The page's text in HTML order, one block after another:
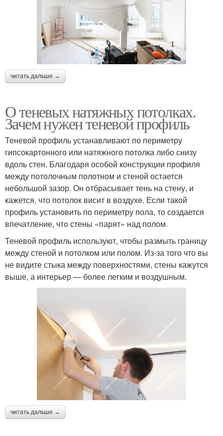
читать дальше →
О теневых натяжных потолках.
Зачем нужен теневой профиль
Теневой профиль устанавливают по периметру
гипсокартонного или натяжного потолка либо снизу
вдоль стен. Благодаря особой конструкции профиля
между потолочным полотном и стеной остается
небольшой зазор. Он отбрасывает тень на стену, и
кажется, что потолок висит в воздухе. Если такой
профиль установить по периметру пола, то создается
впечатление, что стены «парят» над полом.
Теневой профиль используют, чтобы размыть границу
между стеной и потолком или полом. Из-за того что вы
не видите стыка между поверхностями, стены кажутся
выше, а интерьер — более легким и воздушным.
читать дальше →